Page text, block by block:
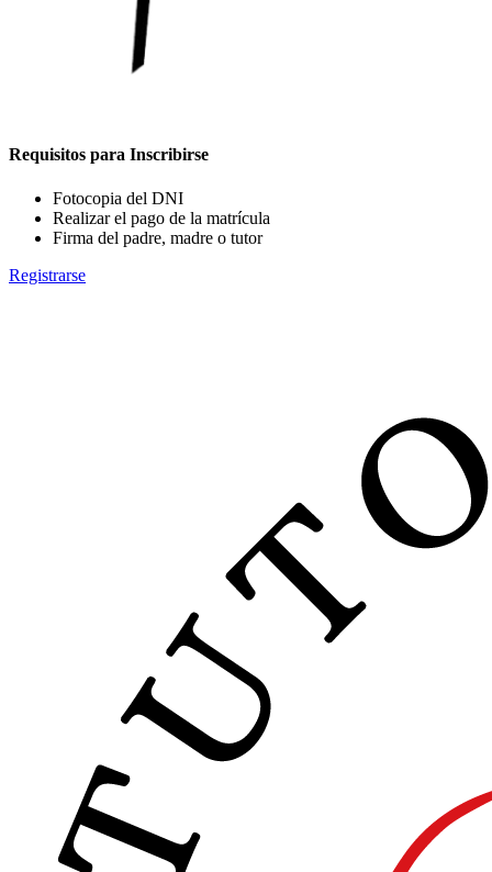
Requisitos para Inscribirse
Fotocopia del DNI
Realizar el pago de la matrícula
Firma del padre, madre o tutor
Registrarse